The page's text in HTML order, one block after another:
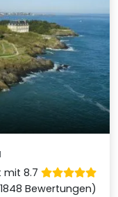
mit 8.7
Bewertungen)